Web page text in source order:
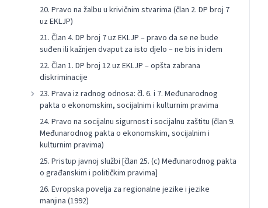
20. Pravo na žalbu u krivičnim stvarima (član 2. DP broj 7
uz EKLJP)
21. Član 4. DP broj 7 uz EKLJP – pravo da se ne bude
suđen ili kažnjen dvaput za isto djelo – ne bis in idem
22. Član 1. DP broj 12 uz EKLJP – opšta zabrana
diskriminacije
23. Prava iz radnog odnosa: čl. 6. i 7. Međunarodnog
pakta o ekonomskim, socijalnim i kulturnim pravima
24. Pravo na socijalnu sigurnost i socijalnu zaštitu (član 9.
Međunarodnog pakta o ekonomskim, socijalnim i
kulturnim pravima)
25. Pristup javnoj službi [član 25. (c) Međunarodnog pakta
o građanskim i političkim pravima]
26. Evropska povelja za regionalne jezike i jezike
manjina (1992)